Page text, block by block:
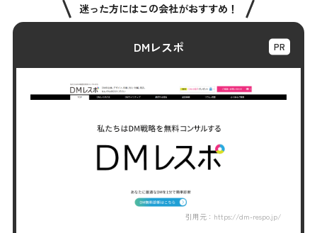
迷った方にはこの会社がおすすめ！
DMレスポ
引用元：https://dm-respo.jp/